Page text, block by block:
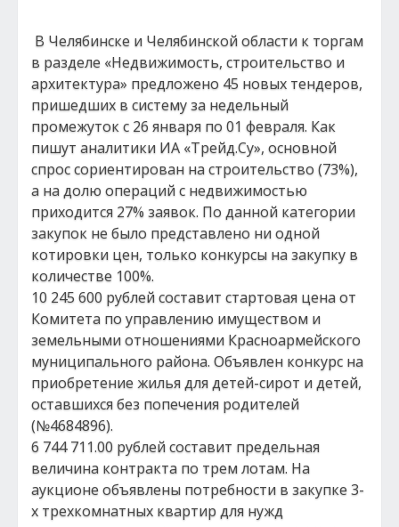
В Челябинске и Челябинской области к торгам
в разделе «Недвижимость, строительство и
архитектура» предложено 45 новых тендеров,
пришедших в систему за недельный
промежуток с 26 января по 01 февраля. Как
пишут аналитики ИА «Трейд.Су», основной
спрос сориентирован на строительство (73%),
а на долю операций с недвижимостью
приходится 27% заявок. По данной категории
закупок не было представлено ни одной
котировки цен, только конкурсы на закупку в
количестве 100%.
10 245 600 рублей составит стартовая цена от
Комитета по управлению имуществом и
земельными отношениями Красноармейского
муниципального района. Объявлен конкурс на
приобретение жилья для детей-сирот и детей,
оставшихся без попечения родителей
(№4684896).
6 744 711.00 рублей составит предельная
величина контракта по трем лотам. На
аукционе объявлены потребности в закупке 3-
х трехкомнатных квартир для нужд